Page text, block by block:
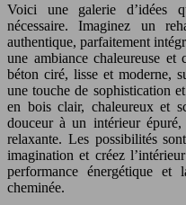
Voici une galerie d’idées
nécessaire. Imaginez un
authentique, parfaitement
une ambiance chaleureuse et
béton ciré, lisse et moderne,
une touche de sophistication
en bois clair, chaleureux et
douceur à un intérieur épuré,
relaxante. Les possibilités
imagination et créez
performance énergétique
cheminée.